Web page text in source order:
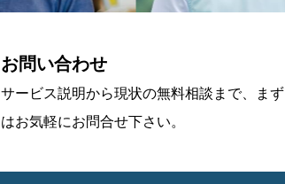
お問い合わせ
サービス説明から現状の無料相談まで、まず
はお気軽にお問合せ下さい。